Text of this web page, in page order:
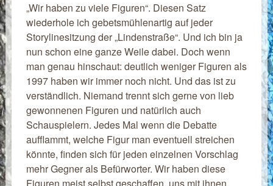
„Wir haben zu viele Figuren“. Diesen Satz
wiederhole ich gebetsmühlenartig auf jeder
Storylinesitzung der „Lindenstraße“. Und ich bin ja
nun schon eine ganze Weile dabei. Doch wenn
man genau hinschaut: deutlich weniger Figuren als
1997 haben wir immer noch nicht. Und das ist zu
verständlich. Niemand trennt sich gerne von lieb
gewonnenen Figuren und natürlich auch
Schauspielern. Jedes Mal wenn die Debatte
aufflammt, welche Figur man eventuell streichen
könnte, finden sich für jeden einzelnen Vorschlag
mehr Gegner als Befürworter. Wir haben diese